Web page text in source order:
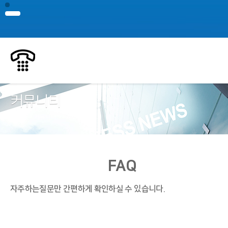
커뮤니티
FAQ
자주하는질문만 간편하게 확인하실 수 있습니다.